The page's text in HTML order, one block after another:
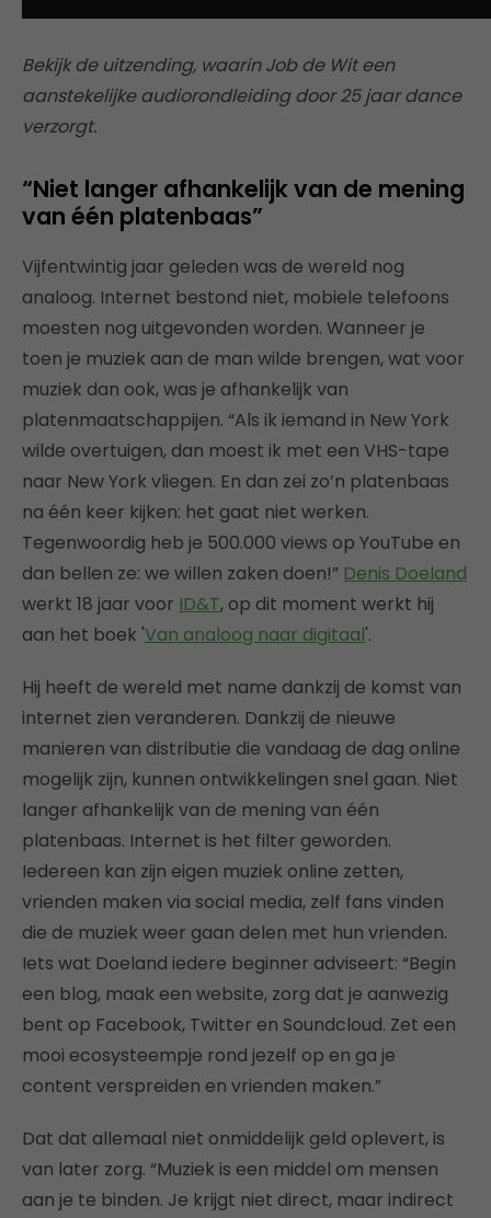
Bekijk de uitzending, waarin Job de Wit een
aanstekelijke audiorondleiding door 25 jaar dance
verzorgt.
“Niet langer afhankelijk van de mening
van één platenbaas”
Vijfentwintig jaar geleden was de wereld nog
analoog. Internet bestond niet, mobiele telefoons
moesten nog uitgevonden worden. Wanneer je
toen je muziek aan de man wilde brengen, wat voor
muziek dan ook, was je afhankelijk van
platenmaatschappijen. “Als ik iemand in New York
wilde overtuigen, dan moest ik met een VHS-tape
naar New York vliegen. En dan zei zo’n platenbaas
na één keer kijken: het gaat niet werken.
Tegenwoordig heb je 500.000 views op YouTube en
dan bellen ze: we willen zaken doen!” Denis Doeland
werkt 18 jaar voor ID&T, op dit moment werkt hij
aan het boek 'Van analoog naar digitaal'.
Hij heeft de wereld met name dankzij de komst van
internet zien veranderen. Dankzij de nieuwe
manieren van distributie die vandaag de dag online
mogelijk zijn, kunnen ontwikkelingen snel gaan. Niet
langer afhankelijk van de mening van één
platenbaas. Internet is het filter geworden.
Iedereen kan zijn eigen muziek online zetten,
vrienden maken via social media, zelf fans vinden
die de muziek weer gaan delen met hun vrienden.
Iets wat Doeland iedere beginner adviseert: “Begin
een blog, maak een website, zorg dat je aanwezig
bent op Facebook, Twitter en Soundcloud. Zet een
mooi ecosysteempje rond jezelf op en ga je
content verspreiden en vrienden maken.”
Dat dat allemaal niet onmiddelijk geld oplevert, is
van later zorg. “Muziek is een middel om mensen
aan je te binden. Je krijgt niet direct, maar indirect